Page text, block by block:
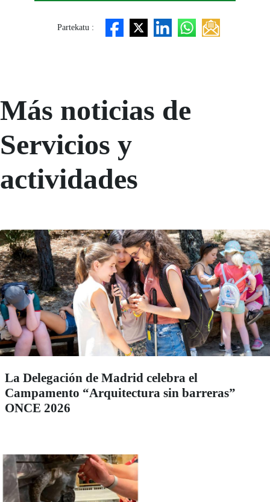
Partekatu :
Más noticias de
Servicios y
actividades
La Delegación de Madrid celebra el
Campamento “Arquitectura sin barreras”
ONCE 2026